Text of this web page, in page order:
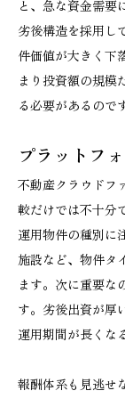
と、急な資金需要
劣後構造を採用し
件価値が大きく下
まり投資額の規模
る必要があるので
プラットフ
不動産クラウドフ
較だけでは不十分
運用物件の種別に
施設など、物件タ
ます。次に重要な
す。劣後出資が厚
運用期間が長くな
報酬体系も見逃せ